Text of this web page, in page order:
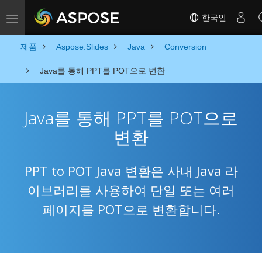
Toggle navigation 한국인
제품 Aspose.Slides Java Conversion
Java를 통해 PPT를 POT으로 변환
Java를 통해 PPT를 POT으로
변환
PPT to POT Java 변환은 사내 Java 라
이브러리를 사용하여 단일 또는 여러
페이지를 POT으로 변환합니다.